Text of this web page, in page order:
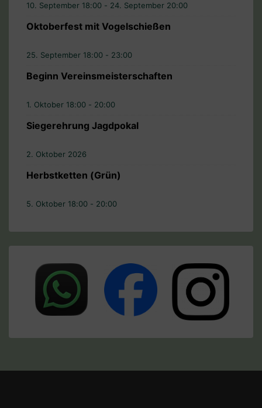
10. September 18:00 - 24. September 20:00
Oktoberfest mit Vogelschießen
25. September 18:00 - 23:00
Beginn Vereinsmeisterschaften
1. Oktober 18:00 - 20:00
Siegerehrung Jagdpokal
2. Oktober 2026
Herbstketten (Grün)
5. Oktober 18:00 - 20:00